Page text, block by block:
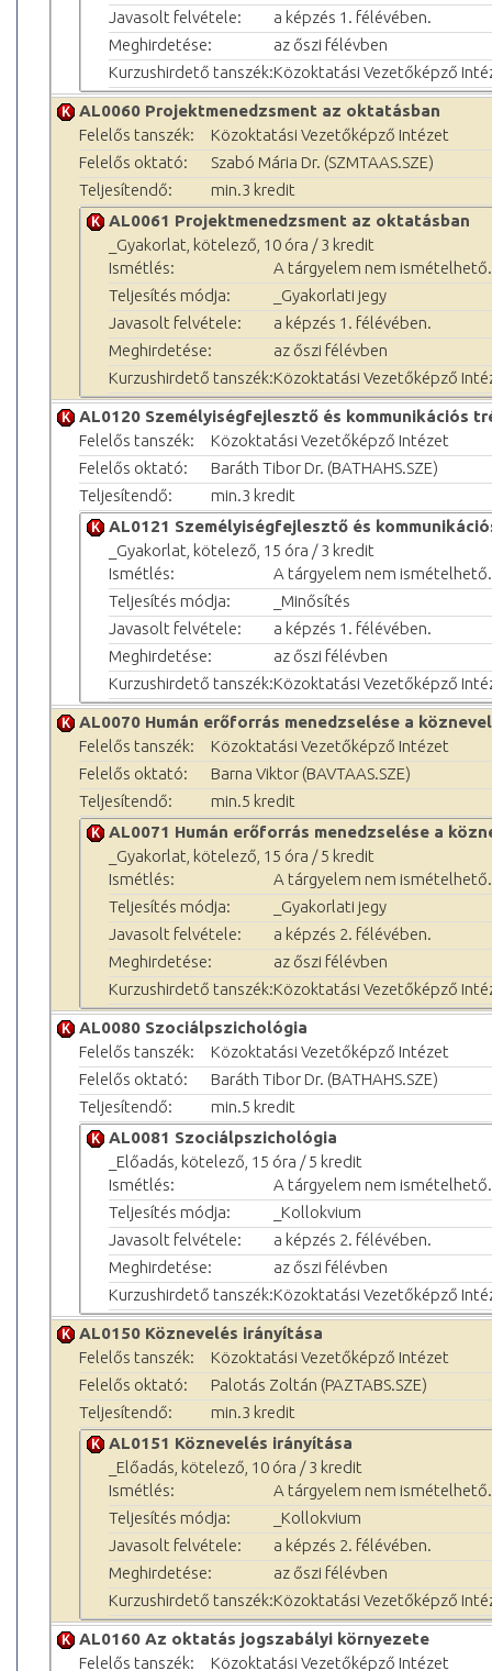
Javasolt felvétele:
a képzés 1. félévében.
Meghirdetése:
az őszi félévben
Kurzushirdető tanszék:Közoktatási Vezetőképző
AL0060 Projektmenedzsment az oktatásban
Felelős tanszék:
Közoktatási Vezetőképző Intézet
Felelős oktató:
Szabó Mária Dr. (SZMTAAS.SZE)
Teljesítendő:
min.3 kredit
AL0061 Projektmenedzsment az oktatásban
_Gyakorlat, kötelező, 10 óra / 3 kredit
Ismétlés:
A tárgyelem nem ismételhető.
Teljesítés módja:
_Gyakorlati jegy
Javasolt felvétele:
a képzés 1. félévében.
Meghirdetése:
az őszi félévben
Kurzushirdető tanszék:Közoktatási Vezetőképző
AL0120 Személyiségfejlesztő és kommunikációs
Felelős tanszék:
Közoktatási Vezetőképző Intézet
Felelős oktató:
Baráth Tibor Dr. (BATHAHS.SZE)
Teljesítendő:
min.3 kredit
AL0121 Személyiségfejlesztő és
_Gyakorlat, kötelező, 15 óra / 3 kredit
Ismétlés:
A tárgyelem nem ismételhető.
Teljesítés módja:
_Minősítés
Javasolt felvétele:
a képzés 1. félévében.
Meghirdetése:
az őszi félévben
Kurzushirdető tanszék:Közoktatási Vezetőképző
AL0070 Humán erőforrás menedzselése a
Felelős tanszék:
Közoktatási Vezetőképző Intézet
Felelős oktató:
Barna Viktor (BAVTAAS.SZE)
Teljesítendő:
min.5 kredit
AL0071 Humán erőforrás menedzselése a
_Gyakorlat, kötelező, 15 óra / 5 kredit
Ismétlés:
A tárgyelem nem ismételhető.
Teljesítés módja:
_Gyakorlati jegy
Javasolt felvétele:
a képzés 2. félévében.
Meghirdetése:
az őszi félévben
Kurzushirdető tanszék:Közoktatási Vezetőképző
AL0080 Szociálpszichológia
Felelős tanszék:
Közoktatási Vezetőképző Intézet
Felelős oktató:
Baráth Tibor Dr. (BATHAHS.SZE)
Teljesítendő:
min.5 kredit
AL0081 Szociálpszichológia
_Előadás, kötelező, 15 óra / 5 kredit
Ismétlés:
A tárgyelem nem ismételhető.
Teljesítés módja:
_Kollokvium
Javasolt felvétele:
a képzés 2. félévében.
Meghirdetése:
az őszi félévben
Kurzushirdető tanszék:Közoktatási Vezetőképző
AL0150 Köznevelés irányítása
Felelős tanszék:
Közoktatási Vezetőképző Intézet
Felelős oktató:
Palotás Zoltán (PAZTABS.SZE)
Teljesítendő:
min.3 kredit
AL0151 Köznevelés irányítása
_Előadás, kötelező, 10 óra / 3 kredit
Ismétlés:
A tárgyelem nem ismételhető.
Teljesítés módja:
_Kollokvium
Javasolt felvétele:
a képzés 2. félévében.
Meghirdetése:
az őszi félévben
Kurzushirdető tanszék:Közoktatási Vezetőképző
AL0160 Az oktatás jogszabályi környezete
Felelős tanszék:
Közoktatási Vezetőképző Intézet